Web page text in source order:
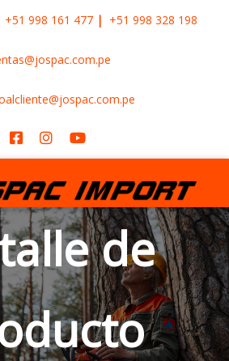
+51 998 161 477 +51 998 328 198
de